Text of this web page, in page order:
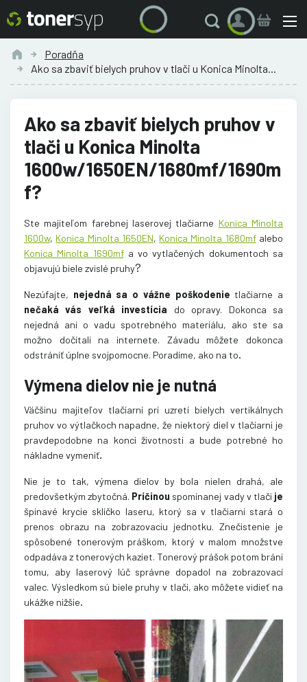
Poradňa
Ako sa zbaviť bielych pruhov v tlači u Konica Minolta...
Ako sa zbaviť bielych pruhov v
tlači u Konica Minolta
1600w/1650EN/1680mf/1690m
f?
Ste majiteľom farebnej laserovej tlačiarne Konica Minolta
1600w, Konica Minolta 1650EN, Konica Minolta 1680mfalebo
Konica Minolta 1690mfa vo vytlačených dokumentoch sa
objavujú biele zvislé pruhy?
Nezúfajte, nejedná sa o vážne poškodenie tlačiarne a
nečaká vás veľká investícia do opravy. Dokonca sa
nejedná ani o vadu spotrebného materiálu, ako ste sa
možno dočítali na internete. Závadu môžete dokonca
odstrániť úplne svojpomocne. Poradíme, ako na to.
Výmena dielov nie je nutná
Väčšinu majiteľov tlačiarní pri uzretí bielych vertikálnych
pruhov vo výtlačkoch napadne, že niektorý diel v tlačiarni je
pravdepodobne na konci životnosti a bude potrebné ho
nákladne vymeniť.
Nie je to tak, výmena dielov by bola nielen drahá, ale
predovšetkým zbytočná. Príčinou spomínanej vady v tlači je
špinavé krycie sklíčko laseru, ktorý sa v tlačiarni stará o
prenos obrazu na zobrazovaciu jednotku. Znečistenie je
spôsobené tonerovým práškom, ktorý v malom množstve
odpadáva z tonerových kaziet. Tonerový prášok potom bráni
tomu, aby laserový lúč správne dopadol na zobrazovací
valec. Výsledkom sú biele pruhy v tlači, ako môžete vidieť na
ukážke nižšie.